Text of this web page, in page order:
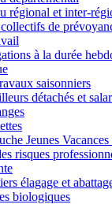
régional et inter-
de
à la durée
saisonniers
détachés et
Jeunes
risques
élagage et
biologiques